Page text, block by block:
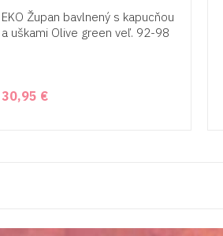
EKO Župan bavlnený s kapucňou
a uškami Olive green veľ. 92-98
30,95 €